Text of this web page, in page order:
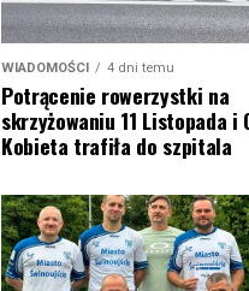
WIADOMOŚCI 4 dni temu
Potrącenie rowerzystki na
skrzyżowaniu 11 Listopada i
Kobieta trafiła do szpitala